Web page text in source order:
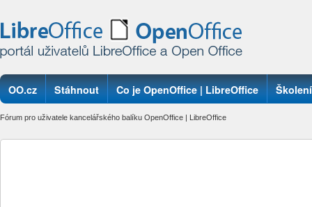
OO.cz Stáhnout Co je OpenOffice | LibreOffice Školení
Fórum pro uživatele kancelářského balíku OpenOffice | LibreOffice